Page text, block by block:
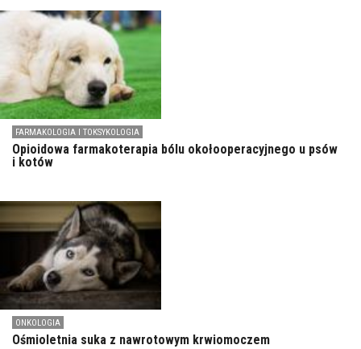
FARMAKOLOGIA I TOKSYKOLOGIA
Opioidowa farmakoterapia bólu okołooperacyjnego u psów
i kotów
ONKOLOGIA
Ośmioletnia suka z nawrotowym krwiomoczem